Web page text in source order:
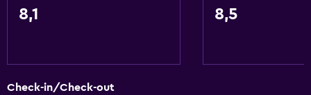
8,1 8,5
Check-in/Check-out